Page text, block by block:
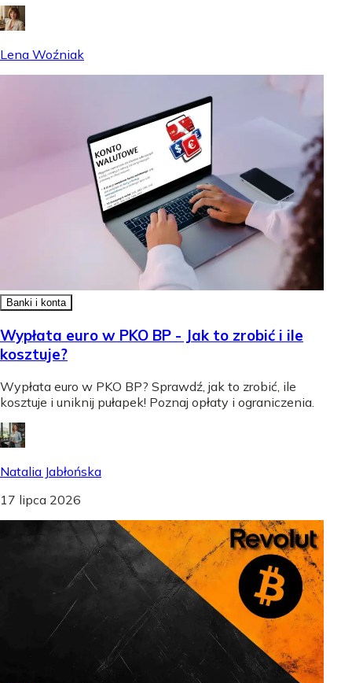
Lena Woźniak
Banki i konta
Wypłata euro w PKO BP - Jak to zrobić i ile
kosztuje?
Wypłata euro w PKO BP? Sprawdź, jak to zrobić, ile
kosztuje i uniknij pułapek! Poznaj opłaty i ograniczenia.
Natalia Jabłońska
17 lipca 2026